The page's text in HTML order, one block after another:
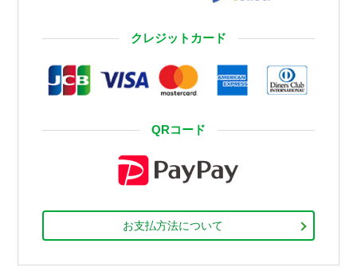
クレジットカード
QRコード
お支払方法について